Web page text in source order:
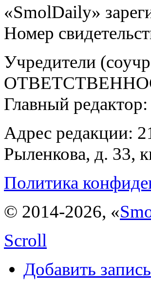
«SmolDaily»
Номер
Учредители
Главный
Адрес редакции:
Рыленкова, д. 33,
Политика
© 2014-2026, «
Scroll
Добавить запись